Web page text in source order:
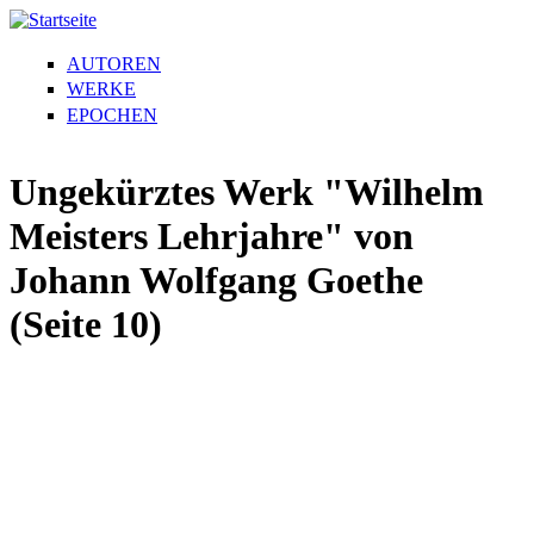
AUTOREN
WERKE
EPOCHEN
Ungekürztes Werk "Wilhelm
Meisters Lehrjahre" von
Johann Wolfgang Goethe
(Seite 10)